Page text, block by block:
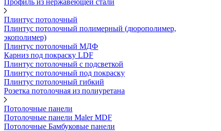
Профиль из нержавеющей стали
Плинтус потолочный
Плинтус потолочный полимерный (дюрополимер,
экополимер)
Плинтус потолочный МДФ
Карниз под покраску LDF
Плинтус потолочный с подсветкой
Плинтус потолочный под покраску
Плинтус потолочный гибкий
Розетка потолочная из полиуретана
Потолочные панели
Потолочные панели Maler MDF
Потолочные Бамбуковые панели